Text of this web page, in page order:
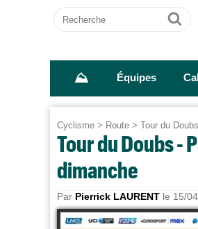
Recherche
Ok
⛰ Équipes
Cyclisme > Route > Tour du Doubs
Tour du Doubs -
dimanche
Par Pierrick LAURENT le 15/